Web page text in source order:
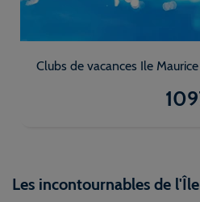
Clubs de vacances Ile Maurice
Les incontournables de